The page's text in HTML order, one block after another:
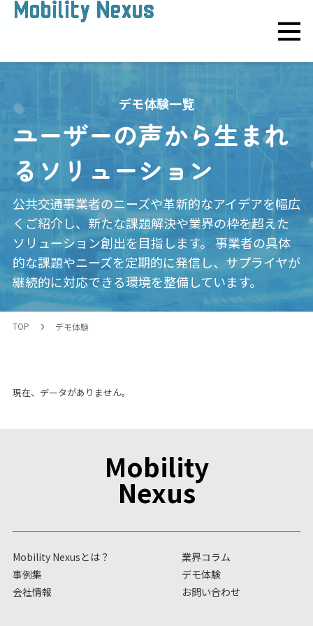
デモ体験一覧
ユーザーの声から生まれ
るソリューション
公共交通事業者のニーズや革新的なアイデアを幅広
くご紹介し、 新たな課題解決や業界の枠を超えた
ソリューション創出を目指します。 事業者の具体
的な課題やニーズを定期的に発信し、サプライヤが
継続的に対応できる環境を整備しています。
TOP デモ体験
現在、データがありません。
Mobility
Nexus
Mobility Nexusとは？
業界コラム
事例集
デモ体験
会社情報
お問い合わせ